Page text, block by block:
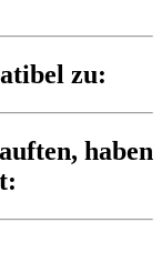
zu:
haben